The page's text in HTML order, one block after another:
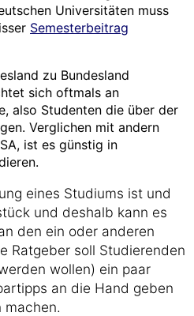
Universitäten muss
Semesterbeitrag
zu Bundesland
sich oftmals an
also Studenten die über der
Verglichen mit andern
ist es günstig in
eines Studiums ist und
und deshalb kann es
den ein oder anderen
Ratgeber soll Studierenden
wollen) ein paar
an die Hand geben
machen.